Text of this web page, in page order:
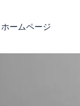
ホームページ